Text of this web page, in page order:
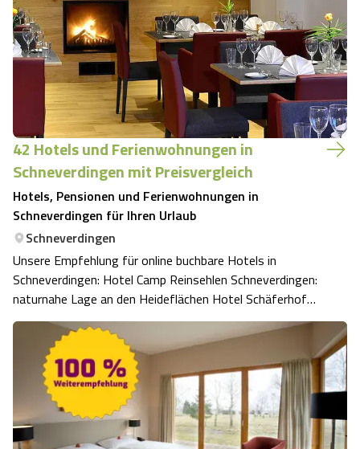
42 Hotels und Ferienwohnungen in
Schneverdingen mit Preisvergleich
Hotels, Pensionen und Ferienwohnungen in
Schneverdingen für Ihren Urlaub
Schneverdingen
Unsere Empfehlung für online buchbare Hotels in
Schneverdingen: Hotel Camp Reinsehlen Schneverdingen:
naturnahe Lage an den Heideflächen Hotel Schäferhof
Schneverdingen: zwischen Osterheide und Pietzmoor
Hotel Landhaus Schnuck Schneverdingen: mit viel Sport
Hotel Hof Tütsberg Schneverdingen: ei…